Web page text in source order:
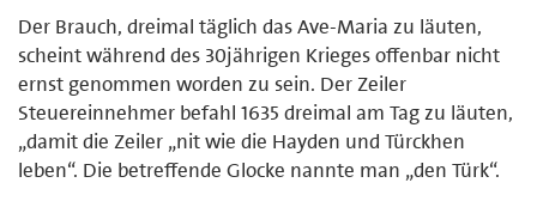
Der Brauch, dreimal täglich das Ave-Maria zu läuten,
scheint während des 30jährigen Krieges offenbar nicht
ernst genommen worden zu sein. Der Zeiler
Steuereinnehmer befahl 1635 dreimal am Tag zu läuten,
„damit die Zeiler „nit wie die Hayden und Türckhen
leben“. Die betreffende Glocke nannte man „den Türk“.